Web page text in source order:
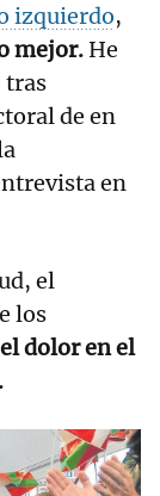
izquierdo,
mejor. He
tras
de en
en
el
los
el dolor en el